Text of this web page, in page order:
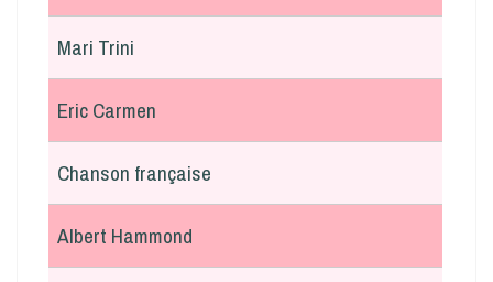
Mari Trini
Eric Carmen
Chanson française
Albert Hammond